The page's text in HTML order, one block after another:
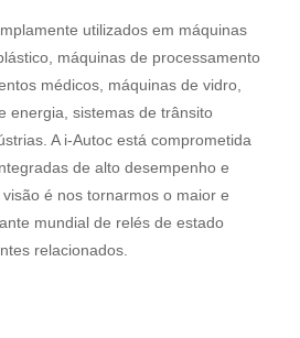
utilizados em máquinas
máquinas de processamento
médicos, máquinas de vidro,
energia, sistemas de trânsito
A i-Autoc está comprometida
de alto desempenho e
é nos tornarmos o maior e
mundial de relés de estado
relacionados.